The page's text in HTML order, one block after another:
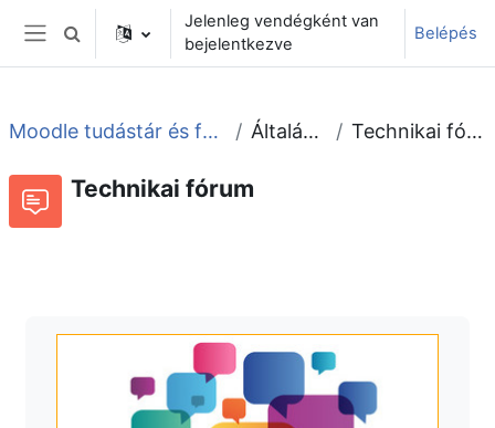
Tovább a fő tartalomhoz
Oldalpanel
Keresési bemeneti adatok váltása
Jelenleg vendégként van
bejelentkezve
Belépés
Moodle tudástár és fórum Általános Technikai fórum
Technikai fórum